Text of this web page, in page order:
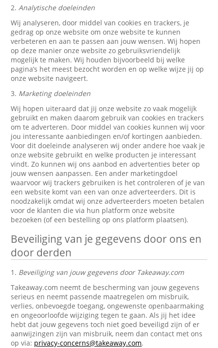
2.Analytische doeleinden
Wij analyseren, door middel van cookies en trackers, je
gedrag op onze website om onze website te kunnen
verbeteren en aan te passen aan jouw wensen. Wij hopen
op deze manier onze website zo gebruiksvriendelijk
mogelijk te maken. Wij houden bijvoorbeeld bij welke
pagina’s het meest bezocht worden en op welke wijze jij op
onze website navigeert.
3. Marketing doeleinden
Wij hopen uiteraard dat jij onze website zo vaak mogelijk
gebruikt en maken daarom gebruik van cookies en trackers
om te adverteren. Door middel van cookies kunnen wij voor
jou interessante aanbiedingen en/of kortingen aanbieden.
Voor dit doeleinde analyseren wij onder andere hoe vaak je
onze website gebruikt en welke producten je interessant
vindt. Zo kunnen wij ons aanbod en advertenties beter op
jouw wensen aanpassen. Een ander marketingdoel
waarvoor wij trackers gebruiken is het controleren of je van
een website komt van een van onze adverteerders. Dit is
noodzakelijk omdat wij onze adverteerders moeten betalen
voor de klanten die via hun platform onze website
bezoeken (of een bestelling op ons platform plaatsen).
Beveiliging van je gegevens door ons en
door derden
1. Beveiliging van jouw gegevens door Takeaway.com
Takeaway.com neemt de bescherming van jouw gegevens
serieus en neemt passende maatregelen om misbruik,
verlies, onbevoegde toegang, ongewenste openbaarmaking
en ongeoorloofde wijziging tegen te gaan. Als jij het idee
hebt dat jouw gegevens toch niet goed beveiligd zijn of er
aanwijzingen zijn van misbruik, neem dan contact met ons
op via: privacy-concerns@takeaway.com.